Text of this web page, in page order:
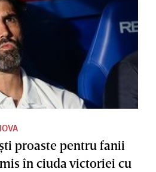
proaste pentru fanii
în ciuda victoriei cu